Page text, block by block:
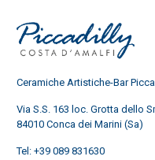
Ceramiche Artistiche-Bar
Via S.S. 163 loc. Grotta dello
84010 Conca dei Marini (Sa)
Tel: +39 089 831630